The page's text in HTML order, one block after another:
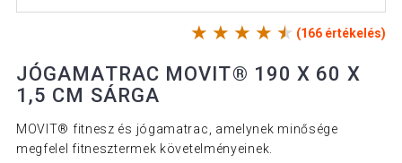
(166 értékelés)
JÓGAMATRAC MOVIT® 190 X 60 X
1,5 CM SÁRGA
MOVIT® fitnesz és jógamatrac, amelynek minősége
megfelel fitnesztermek követelményeinek.